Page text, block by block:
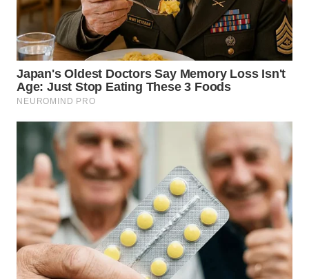
WN DELI
SERDANG
WN
TEBING
TINGGI
WN
PAKPAK
WN
KARAWANG
WN
BEKASI
WN